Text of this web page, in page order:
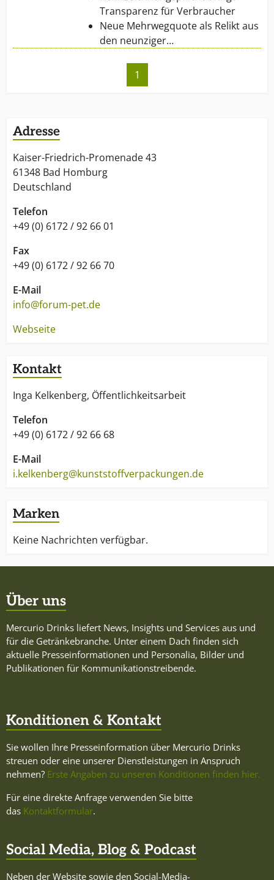
Transparenz für Verbraucher
Neue Mehrwegquote als Relikt aus
den neunziger…
1
Adresse
Kaiser-Friedrich-Promenade 43
61348 Bad Homburg
Deutschland
Telefon
+49 (0) 6172 / 92 66 01
Fax
+49 (0) 6172 / 92 66 70
E-Mail
info@forum-pet.de
Webseite
Kontakt
Inga Kelkenberg, Öffentlichkeitsarbeit
Telefon
+49 (0) 6172 / 92 66 68
E-Mail
i.kelkenberg@kunststoffverpackungen.de
Marken
Keine Nachrichten verfügbar.
Über uns
Mercurio Drinks liefert News, Insights und Services aus und
für die Getränkebranche. Unter einem Dach finden sich
aktuelle Presseinformationen und Personalia, Bilder und
Publikationen für Kommunikationstreibende.
Konditionen & Kontakt
Sie wollen Ihre Presseinformation über Mercurio Drinks
streuen oder eine unserer Dienstleistungen in Anspruch
nehmen? Erste Angaben zu unseren Konditionen finden hier.
Für eine direkte Anfrage verwenden Sie bitte
das Kontaktformular.
Social Media, Blog & Podcast
Neben der Website sowie den Social-Media-